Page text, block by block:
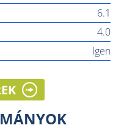
6.1
4.0
Igen